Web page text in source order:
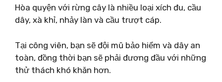
Hòa quyện với rừng cây là nhiều loại xích đu, cầu
dây, xà khỉ, nhảy làn và cầu trượt cáp.
Tại công viên, bạn sẽ đội mũ bảo hiểm và dây an
toàn, đồng thời bạn sẽ phải đương đầu với những
thử thách khó khăn hơn.